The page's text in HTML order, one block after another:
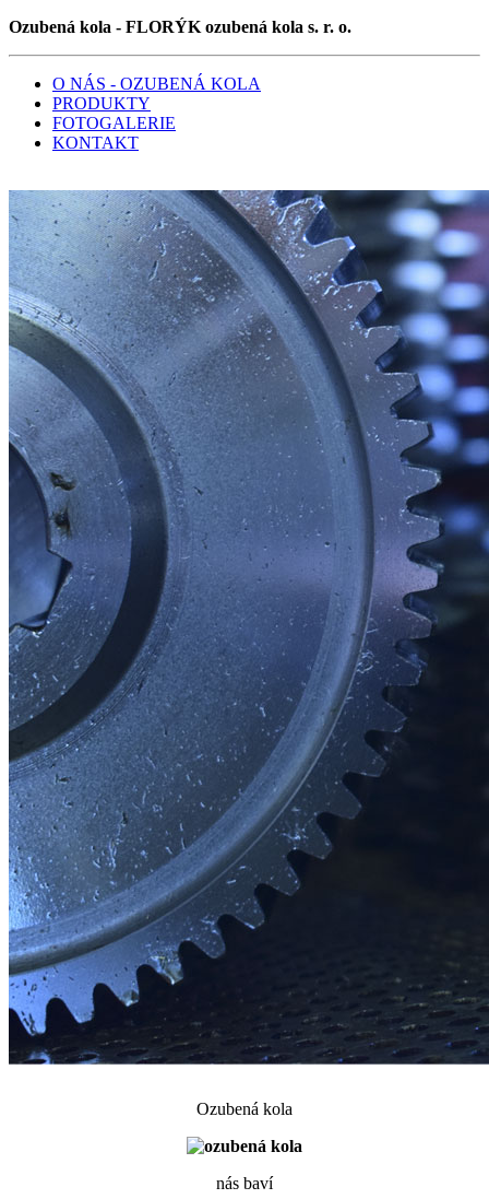
Ozubená kola - FLORÝK ozubená kola s. r. o.
O NÁS - OZUBENÁ KOLA
PRODUKTY
FOTOGALERIE
KONTAKT
Ozubená kola
nás baví